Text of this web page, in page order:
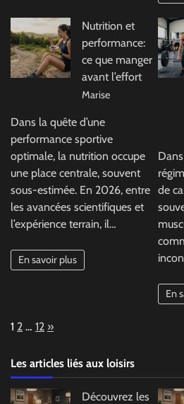
Nutrition et
performance:
ce que manger
avant l’effort
Marise
Dans la quête d’une
performance sportive
optimale, la nutrition occupe
une place centrale, souvent
sous-estimée. En 2026, entre
les avancées scientifiques et
l’expérience terrain, il…
En savoir plus
de
En
Page:
1 2 … 12 Next
»
Les articles liés aux loisirs
Découvrez les